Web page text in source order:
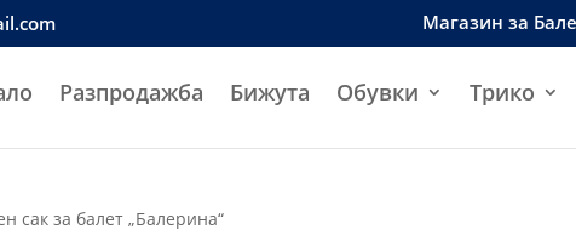
Магазин за
Разпродажба Бижута Обувки Трико
сак за балет „Балерина“